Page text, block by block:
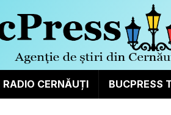
RADIO CERNĂUȚI BUCPRESS